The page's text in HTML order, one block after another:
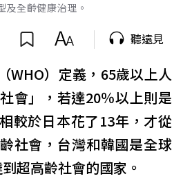
全齡健康治理。
聽遠見
WHO）定義，65歲以上人
會」，若達20％以上則是
較於日本花了13年，才從
社會，台灣和韓國是全球
超高齡社會的國家。